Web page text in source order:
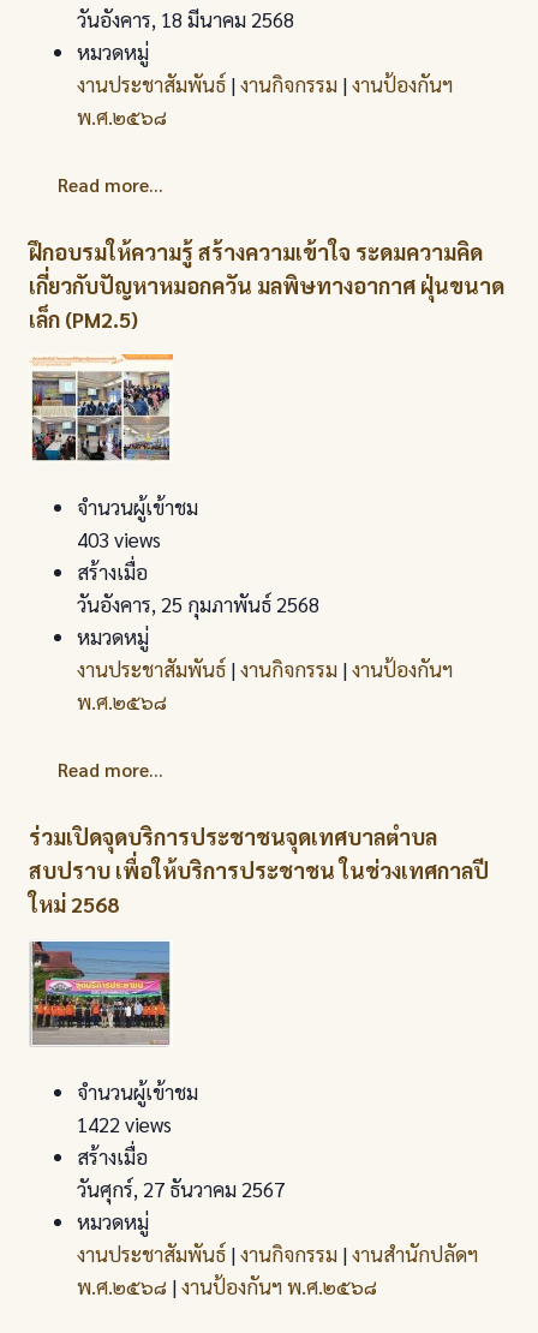
วันอังคาร, 18 มีนาคม 2568
หมวดหมู่
งานประชาสัมพันธ์ |งานกิจกรรม |งานป้องกันฯ
พ.ศ.๒๕๖๘
Read more...
ฝึกอบรมให้ความรู้ สร้างความเข้าใจ ระดมความคิด
เกี่ยวกับปัญหาหมอกควัน มลพิษทางอากาศ ฝุ่นขนาด
เล็ก (PM2.5)
จำนวนผู้เข้าชม
403 views
สร้างเมื่อ
วันอังคาร, 25 กุมภาพันธ์ 2568
หมวดหมู่
งานประชาสัมพันธ์ |งานกิจกรรม |งานป้องกันฯ
พ.ศ.๒๕๖๘
Read more...
ร่วมเปิดจุดบริการประชาชนจุดเทศบาลตำบล
สบปราบ เพื่อให้บริการประชาชน ในช่วงเทศกาลปี
ใหม่ 2568
จำนวนผู้เข้าชม
1422 views
สร้างเมื่อ
วันศุกร์, 27 ธันวาคม 2567
หมวดหมู่
งานประชาสัมพันธ์ |งานกิจกรรม |งานสำนักปลัดฯ
พ.ศ.๒๕๖๘ |งานป้องกันฯ พ.ศ.๒๕๖๘